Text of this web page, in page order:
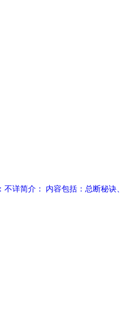
详简介： 内容包括：总断秘诀